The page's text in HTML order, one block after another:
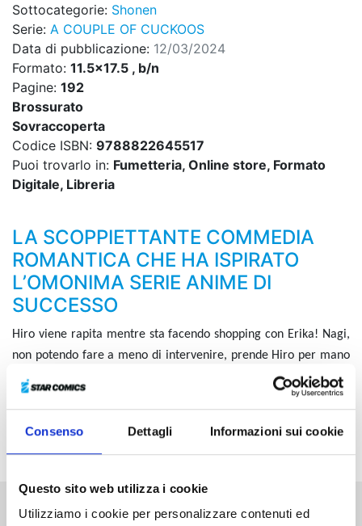
Consenso Dettagli Informazioni sui cookie
Questo sito web utilizza i cookie
Utilizziamo i cookie per personalizzare contenuti ed
Sottocategorie: Shonen
Serie: A COUPLE OF CUCKOOS
Data di pubblicazione: 12/03/2024
Formato: 11.5x17.5 , b/n
Pagine: 192
Brossurato
Sovraccoperta
Codice ISBN: 9788822645517
Puoi trovarlo in: Fumetteria, Online store, Formato
Digitale, Libreria
LA SCOPPIETTANTE COMMEDIA
ROMANTICA CHE HA ISPIRATO
L’OMONIMA SERIE ANIME DI
SUCCESSO
Hiro viene rapita mentre sta facendo shopping con Erika! Nagi,
non potendo fare a meno di intervenire, prende Hiro per mano
e... Che il ragazzo sia davvero deciso a intraprendere una “fuga
d’amore”?! Come se non bastasse, ecco arrivare Ai, un’amica
finalmente la sua risposta...